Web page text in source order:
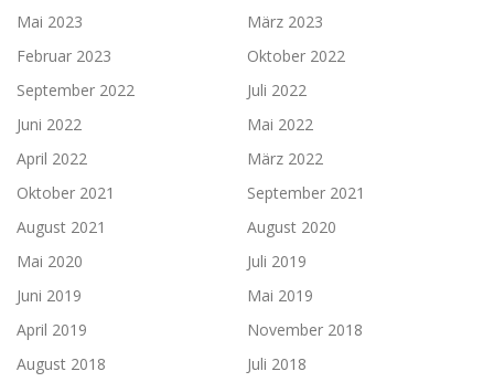
Mai 2023
März 2023
Februar 2023
Oktober 2022
September 2022
Juli 2022
Juni 2022
Mai 2022
April 2022
März 2022
Oktober 2021
September 2021
August 2021
August 2020
Mai 2020
Juli 2019
Juni 2019
Mai 2019
April 2019
November 2018
August 2018
Juli 2018